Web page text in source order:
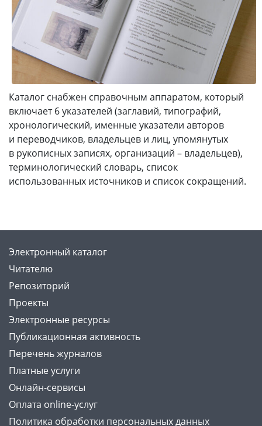
Каталог снабжен справочным аппаратом, который
включает 6 указателей (заглавий, типографий,
хронологический, именные указатели авторов
и переводчиков, владельцев и лиц, упомянутых
в рукописных записях, организаций – владельцев),
терминологический словарь, список
использованных источников и список сокращений.
Электронный каталог
Читателю
Репозиторий
Проекты
Электронные ресурсы
Публикационная активность
Перечень журналов
Платные услуги
Онлайн-сервисы
Оплата online-услуг
Политика обработки персональных данных